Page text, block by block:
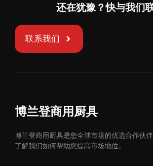
还在犹豫？快与我们
联系我们
博兰登商用厨具
博兰登商用厨具是您全球市场的优选合作伙
了解我们如何帮助您提高市场地位。